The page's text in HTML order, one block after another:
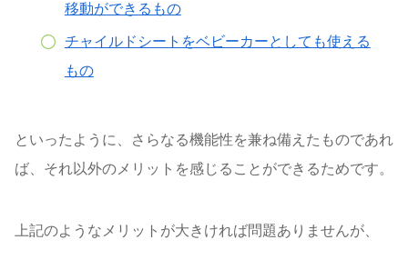
移動ができるもの
チャイルドシートをベビーカーとしても使える
もの
といったように、さらなる機能性を兼ね備えたものであれ
ば、それ以外のメリットを感じることができるためです。
上記のようなメリットが大きければ問題ありませんが、